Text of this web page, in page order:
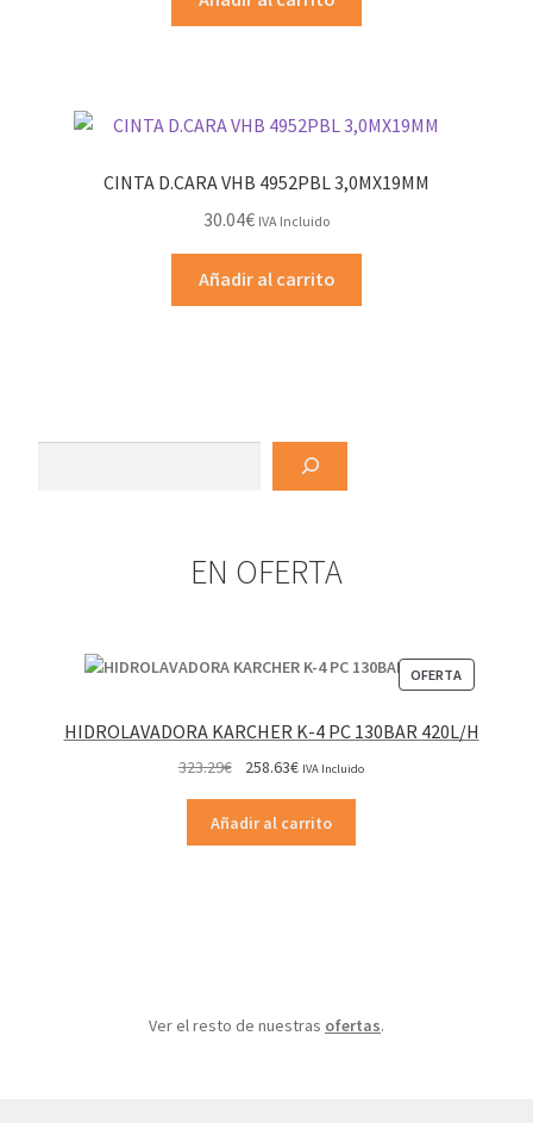
CINTA D.CARA VHB 4952PBL 3,0MX19MM
30.04€ IVA Incluido
Añadir al carrito
EN OFERTA
OFERTA
EN
HIDROLAVADORA KARCHER K-4 PC 130BAR 420L/H
323.29€
original
era:
258.63€El
actual
es:
IVA Incluido
Añadir al carrito
Ver el resto de nuestras ofertas.